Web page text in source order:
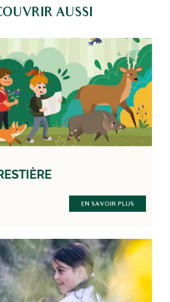
AUSSI
EN SAVOIR PLUS